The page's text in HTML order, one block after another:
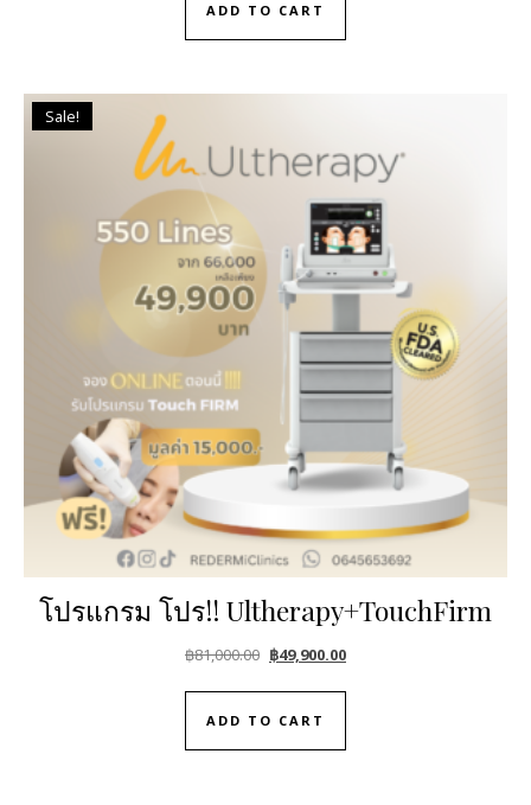
ADD TO CART
Sale!
โปรแกรม โปร!! Ultherapy+TouchFirm
฿81,000.00 Original price was: ฿81,000.00.
฿49,900.00Current price is: ฿
ADD TO CART